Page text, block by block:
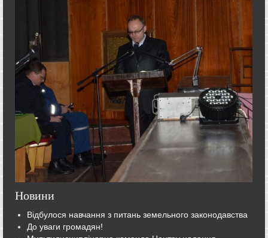
Новини
Відбулося навчання з питань земельного законодавства
До уваги громадян!